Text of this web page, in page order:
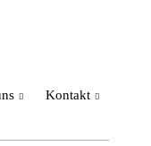
Kontakt